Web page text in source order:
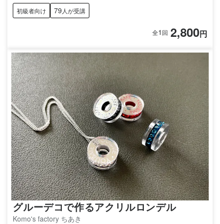
初級者向け 79 人が受講
全1 回 2,800円
グルーデコで作るアクリルロンデル
Komo's factory ちあき